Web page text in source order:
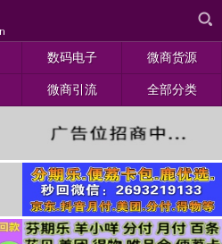
数码电子 微商货源
微商引流 全部分类